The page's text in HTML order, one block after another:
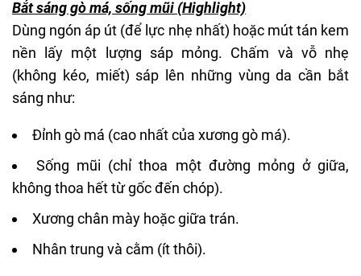
Bắt sáng gò má, sống mũi (Highlight)
Dùng ngón áp út (để lực nhẹ nhất) hoặc mút tán kem
nền lấy một lượng sáp mỏng. Chấm và vỗ nhẹ
(không kéo, miết) sáp lên những vùng da cần bắt
sáng như:
Đỉnh gò má (cao nhất của xương gò má).
Sống mũi (chỉ thoa một đường mỏng ở giữa,
không thoa hết từ gốc đến chóp).
Xương chân mày hoặc giữa trán.
Nhân trung và cằm (ít thôi).